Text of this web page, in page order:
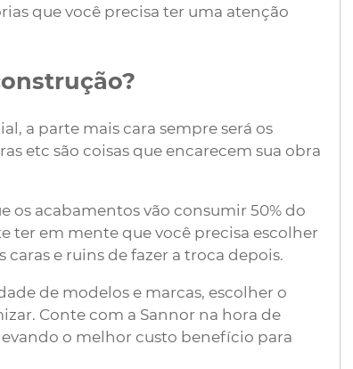
que você precisa ter uma atenção
a parte mais cara sempre será os
etc são coisas que encarecem sua obra
os acabamentos vão consumir 50% do
ter em mente que você precisa escolher
e ruins de fazer a troca depois.
de modelos e marcas, escolher o
Conte com a Sannor na hora de
o melhor custo benefício para